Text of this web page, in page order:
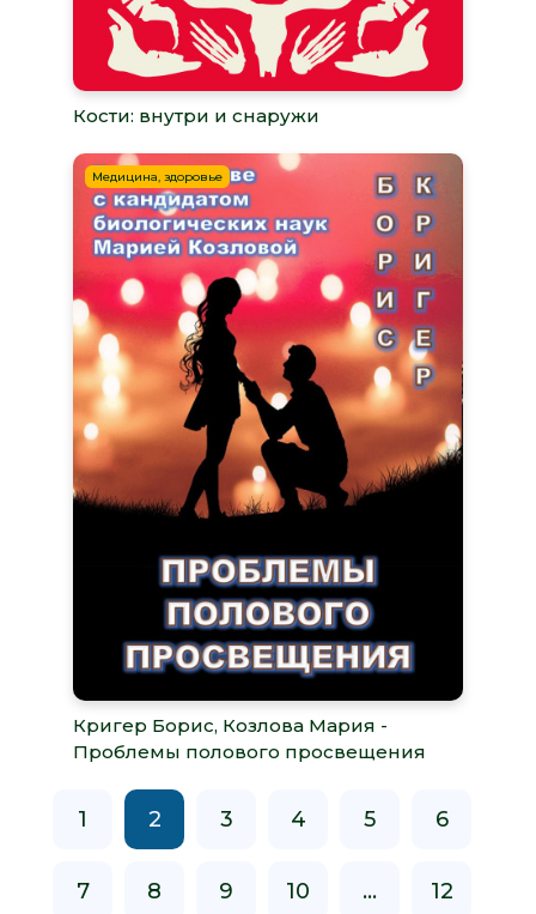
Кости: внутри и снаружи
Медицина, здоровье
Кригер Борис, Козлова Мария -
Проблемы полового просвещения
1 2 3 4 5 6
7 8 9 10 ... 12